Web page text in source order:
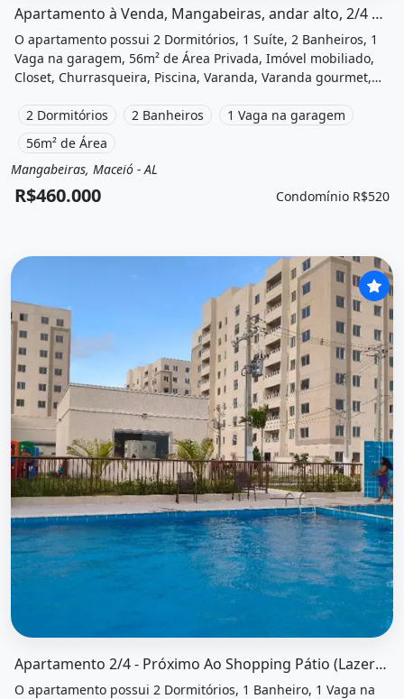
Apartamento à Venda, Mangabeiras, andar alto, 2/4 sendo 1 suíte,...
O apartamento possui 2 Dormitórios, 1 Suíte, 2 Banheiros, 1
Vaga na garagem, 56m² de Área Privada, Imóvel mobiliado,
Closet, Churrasqueira, Piscina, Varanda, Varanda gourmet,
Mangabeiras, Maceió, Al à venda por R$460.000 e
Condomínio por R$520 /Mês.
2 Dormitórios 2 Banheiros
1 Vaga na garagem
56m² de Área
Venda
Apartamento
Mangabeiras, Maceió - AL
R$460.000 Condomínio R$520
Apartamento 2/4 - Próximo Ao Shopping Pátio (Lazer Completo)
O apartamento possui 2 Dormitórios, 1 Banheiro, 1 Vaga na